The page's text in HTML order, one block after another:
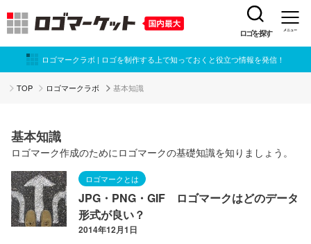
ロゴを探す メニュー
ロゴマークラボ | ロゴを制作する上で知っておくと役立つ情報を発信！
TOP ロゴマークラボ 基本知識
基本知識
ロゴマーク作成のためにロゴマークの基礎知識を知りましょう。
ロゴマークとは
JPG・PNG・GIF ロゴマークはどのデータ
形式が良い？
2014年12月1日